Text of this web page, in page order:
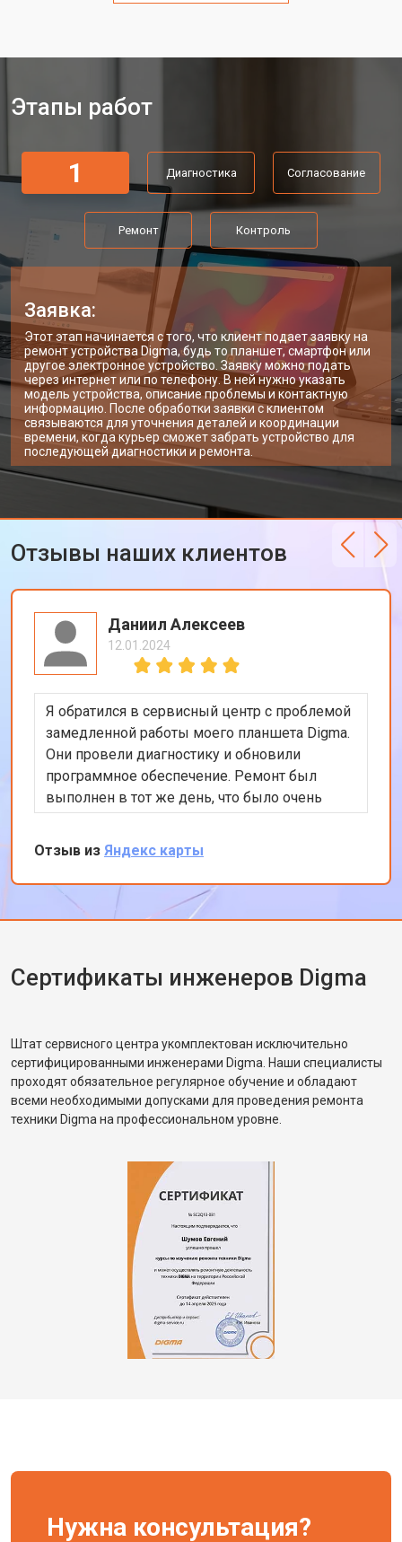
Этапы работ
1 Диагностика Согласование
Ремонт Контроль
Заявка:
Этот этап начинается с того, что клиент подает заявку на
ремонт устройства Digma, будь то планшет, смартфон или
другое электронное устройство. Заявку можно подать
через интернет или по телефону. В ней нужно указать
модель устройства, описание проблемы и контактную
информацию. После обработки заявки с клиентом
связываются для уточнения деталей и координации
времени, когда курьер сможет забрать устройство для
последующей диагностики и ремонта.
Отзывы наших клиентов
Даниил Алексеев
12.01.2024
Я обратился в сервисный центр с проблемой
замедленной работы моего планшета Digma.
Они провели диагностику и обновили
программное обеспечение. Ремонт был
выполнен в тот же день, что было очень
удобно. Теперь планшет работает гораздо
быстрее. Я доволен качеством
обслуживания и профессионализмом
персонала. Спасибо за отличную работу!
Отзыв из Яндекс карты
Сертификаты инженеров Digma
Штат сервисного центра укомплектован исключительно
сертифицированными инженерами Digma. Наши специалисты
проходят обязательное регулярное обучение и обладают
всеми необходимыми допусками для проведения ремонта
техники Digma на профессиональном уровне.
Нужна консультация?